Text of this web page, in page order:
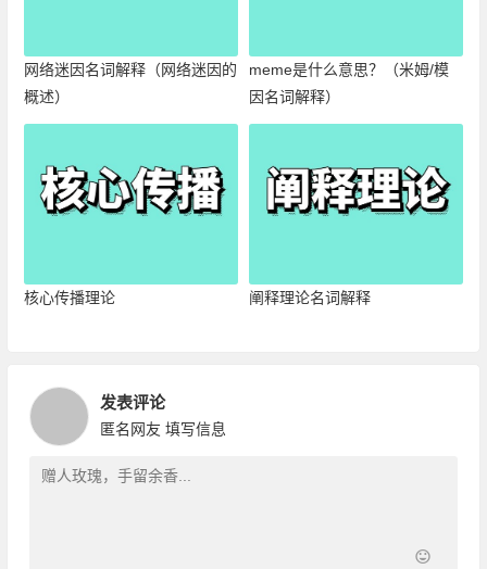
网络迷因名词解释（网络迷因的
概述）
meme是什么意思？（米姆/模
因名词解释）
核心传播理论 阐释理论名词解释
发表评论
匿名网友 填写信息